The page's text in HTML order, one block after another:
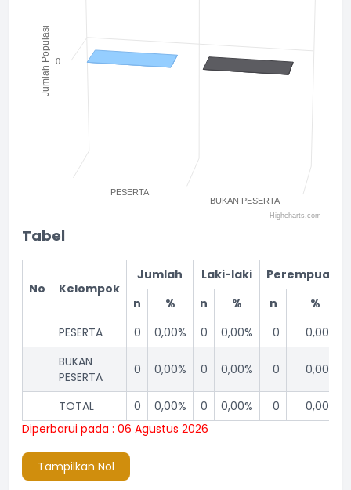
Jumlah Populasi
PESERTA
BUKAN PESERTA
0
Highcharts.com
End of interactive chart.
Tabel
No Kelompok
Jumlah Laki-laki
Perempuan
n
% n % n
%
PESERTA
0 0,00% 0 0,00% 0
0,00%
BUKAN
PESERTA
0 0,00% 0 0,00% 0 0,00%
TOTAL 0 0,00% 0 0,00% 0
0,00%
Diperbarui pada : 06 Agustus 2026
Tampilkan Nol